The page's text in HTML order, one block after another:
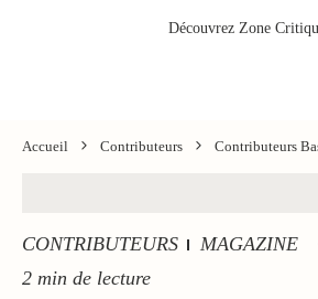
Découvrez Zone
Accueil Contributeurs Contributeurs
CONTRIBUTEURS MAGAZINE
2 min de lecture